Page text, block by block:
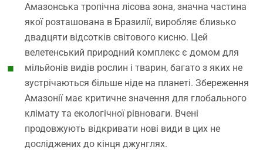
Амазонська тропічна лісова зона, значна частина
якої розташована в Бразилії, виробляє близько
двадцяти відсотків світового кисню. Цей
велетенський природний комплекс є домом для
мільйонів видів рослин і тварин, багато з яких не
зустрічаються більше ніде на планеті. Збереження
Амазонії має критичне значення для глобального
клімату та екологічної рівноваги. Вчені
продовжують відкривати нові види в цих не
досліджених до кінця джунглях.